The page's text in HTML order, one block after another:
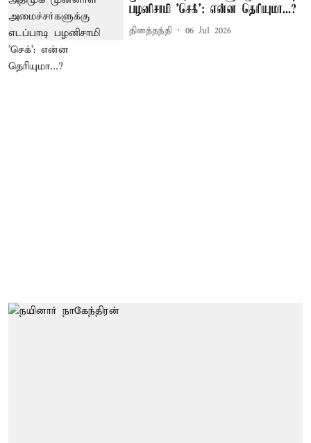
பழனிசாமி 'செக்': என்ன தெரியுமா...?
தினத்தந்தி 06 Jul 2026